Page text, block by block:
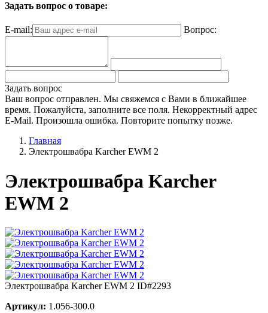
Задать вопрос о товаре:
E-mail: Вопрос:
Задать вопрос
Ваш вопрос отправлен. Мы свяжемся с Вами в ближайшее
время. Пожалуйста, заполните все поля. Некорректный адрес
E-Mail. Произошла ошибка. Повторите попытку позже.
Главная
Электрошвабра Karcher EWM 2
Электрошвабра Karcher
EWM 2
Электрошвабра Karcher EWM 2 ID#2293
Артикул: 1.056-300.0